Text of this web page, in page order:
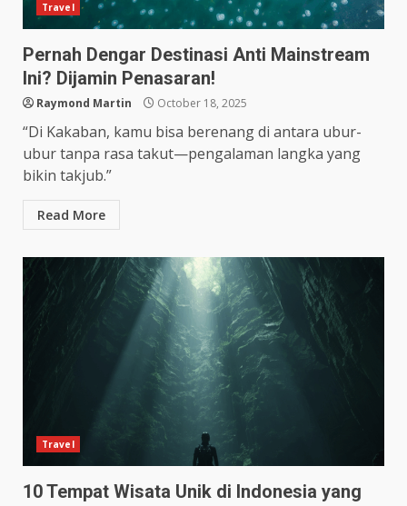
Travel
Pernah Dengar Destinasi Anti Mainstream
Ini? Dijamin Penasaran!
Raymond Martin October 18, 2025
“Di Kakaban, kamu bisa berenang di antara ubur-
ubur tanpa rasa takut—pengalaman langka yang
bikin takjub.”
Read More
Travel
10 Tempat Wisata Unik di Indonesia yang